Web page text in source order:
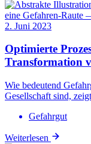
2. Juni 2023
Optimierte
Transformation
Wie bedeutend
Gesellschaft sind,
Gefahrgut
Weiterlesen